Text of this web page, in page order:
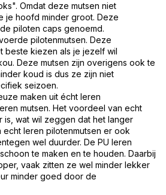
Omdat deze mutsen niet
je hoofd minder groot. Deze
piloten caps genoemd.
pilotenmutsen. Deze
beste kiezen als je jezelf wil
Deze mutsen zijn overigens ook te
koud is dus ze zijn niet
seizoen.
maken uit écht leren
mutsen. Het voordeel van echt
is, wat wil zeggen dat het langer
echt leren pilotenmutsen er ook
wel duurder. De PU leren
te maken en te houden. Daarbij
vaak zitten ze wel minder lekker
minder goed door de